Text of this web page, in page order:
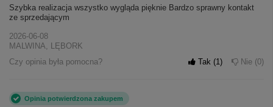
Szybka realizacja wszystko wygląda pięknie Bardzo sprawny kontakt
ze sprzedającym
2026-06-08
MALWINA, LĘBORK
Czy opinia była pomocna?
Tak 1 Nie 0
Opinia potwierdzona zakupem